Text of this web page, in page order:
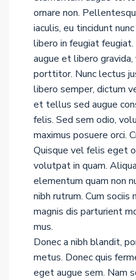
ornare non.
iaculis, eu tincidunt
libero in feugiat
augue et libero
porttitor. Nunc lectus
libero semper, dictum
et tellus sed augue
felis. Sed sem odio,
maximus posuere orci.
Quisque vel felis eget
volutpat in quam.
elementum quam non
nibh rutrum. Cum
magnis dis parturient
mus.
Donec a nibh blandit,
metus. Donec quis
eget augue sem. Nam